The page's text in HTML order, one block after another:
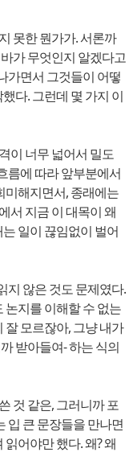
못한 뭔가가. 서론까
가 무엇인지 알겠다고
가면서 그것들이 어떻
다. 그런데 몇 가지 이
이 너무 넓어서 밀도
름에 따라 앞부분에서
미해지면서, 종래에는
서 지금 이 대목이 왜
일이 끊임없이 벌어
지 않은 것도 문제였다.
논지를 이해할 수 없는
모르잖아, 그냥 내가
받아들여- 하는 식의
것 같은, 그러니까 포
입 큰 문장들을 만나면
어야만 했다. 왜? 왜